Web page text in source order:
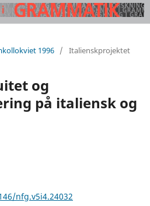
1996 / Italienskprojektet
og
på italiensk og
nfg.v5i4.24032